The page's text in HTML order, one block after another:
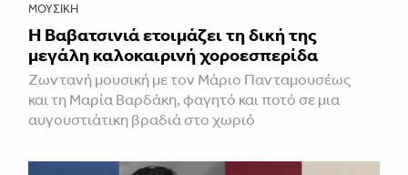
ΜΟΥΣΙΚΉ
Η Βαβατσινιά ετοιμάζει τη δική της
μεγάλη καλοκαιρινή χοροεσπερίδα
Ζωντανή μουσική με τον Μάριο Πανταμουσέως
και τη Μαρία Βαρδάκη, φαγητό και ποτό σε μια
αυγουστιάτικη βραδιά στο χωριό